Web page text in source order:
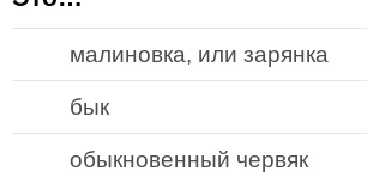
малиновка, или зарянка
бык
обыкновенный червяк